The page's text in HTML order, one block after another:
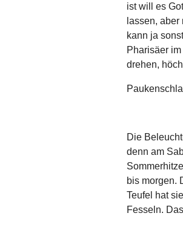
ist will es
lassen,
kann ja
Pharisäer
drehen,
Die
denn am
bis morgen.
Teufel hat
Fesseln.